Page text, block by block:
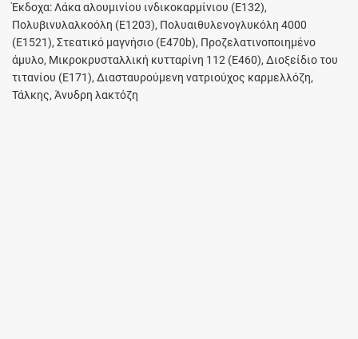
Έκδοχα: Λάκα αλουμινίου ινδικοκαρμίνιου (E132),
Πολυβινυλαλκοόλη (E1203), Πολυαιθυλενογλυκόλη 4000
(E1521), Στεατικό μαγνήσιο (E470b), Προζελατινοποιημένο
άμυλο, Μικροκρυσταλλική κυτταρίνη 112 (E460), Διοξείδιο του
τιτανίου (E171), Διασταυρούμενη νατριούχος καρμελλόζη,
Τάλκης, Άνυδρη λακτόζη